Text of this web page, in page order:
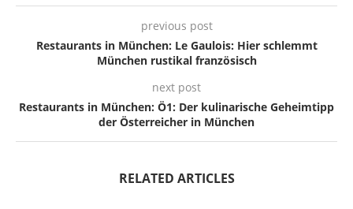
previous post
Restaurants in München: Le Gaulois: Hier schlemmt
München rustikal französisch
next post
Restaurants in München: Ö1: Der kulinarische Geheimtipp
der Österreicher in München
RELATED ARTICLES